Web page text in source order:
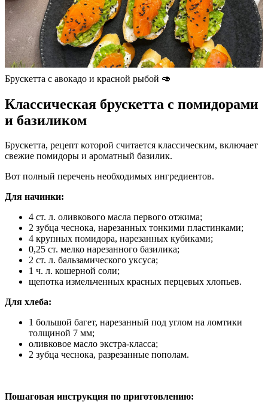
Брускетта с авокадо и красной рыбой 🥑
Классическая брускетта с помидорами
и базиликом
Брускетта, рецепт которой считается классическим, включает
свежие помидоры и ароматный базилик.
Вот полный перечень необходимых ингредиентов.
Для начинки:
4 ст. л. оливкового масла первого отжима;
2 зубца чеснока, нарезанных тонкими пластинками;
4 крупных помидора, нарезанных кубиками;
0,25 ст. мелко нарезанного базилика;
2 ст. л. бальзамического уксуса;
1 ч. л. кошерной соли;
щепотка измельченных красных перцевых хлопьев.
Для хлеба:
1 большой багет, нарезанный под углом на ломтики
толщиной 7 мм;
оливковое масло экстра-класса;
2 зубца чеснока, разрезанные пополам.
Пошаговая инструкция по приготовлению: